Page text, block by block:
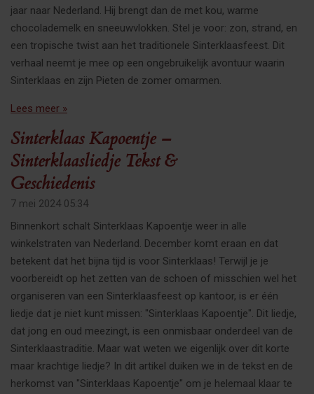
jaar naar Nederland. Hij brengt dan de met kou, warme
chocolademelk en sneeuwvlokken. Stel je voor: zon, strand, en
een tropische twist aan het traditionele Sinterklaasfeest. Dit
verhaal neemt je mee op een ongebruikelijk avontuur waarin
Sinterklaas en zijn Pieten de zomer omarmen.
Lees meer »
Sinterklaas Kapoentje –
Sinterklaasliedje Tekst &
Geschiedenis
7 mei 2024 05:34
Binnenkort schalt Sinterklaas Kapoentje weer in alle
winkelstraten van Nederland. December komt eraan en dat
betekent dat het bijna tijd is voor Sinterklaas! Terwijl je je
voorbereidt op het zetten van de schoen of misschien wel het
organiseren van een Sinterklaasfeest op kantoor, is er één
liedje dat je niet kunt missen: "Sinterklaas Kapoentje". Dit liedje,
dat jong en oud meezingt, is een onmisbaar onderdeel van de
Sinterklaastraditie. Maar wat weten we eigenlijk over dit korte
maar krachtige liedje? In dit artikel duiken we in de tekst en de
herkomst van "Sinterklaas Kapoentje" om je helemaal klaar te